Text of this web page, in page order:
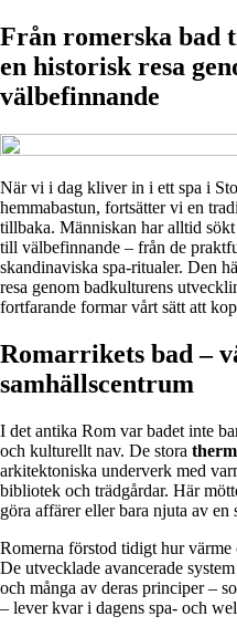
Från romerska bad
en historisk resa
välbefinnande
När vi i dag kliver in i ett spa i
hemmabastun, fortsätter vi en
tillbaka. Människan har alltid
till välbefinnande – från de
skandinaviska spa-ritualer. Den
resa genom badkulturens
fortfarande formar vårt sätt att
Romarrikets bad –
samhällscentrum
I det antika Rom var badet inte
och kulturellt nav. De stora
arkitektoniska underverk med
bibliotek och trädgårdar. Här
göra affärer eller bara njuta av en
Romerna förstod tidigt hur
De utvecklade avancerade
och många av deras principer –
– lever kvar i dagens spa- och